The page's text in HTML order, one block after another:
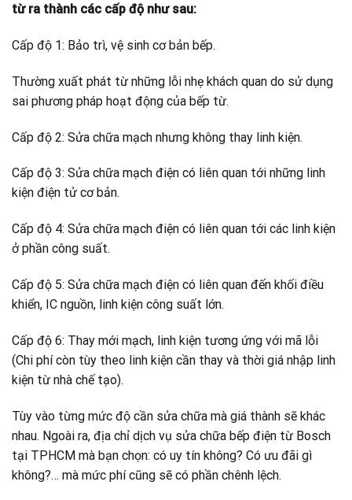
từ ra thành các cấp độ như sau:
Cấp độ 1: Bảo trì, vệ sinh cơ bản bếp.
Thường xuất phát từ những lỗi nhẹ khách quan do sử dụng
sai phương pháp hoạt động của bếp từ.
Cấp độ 2: Sửa chữa mạch nhưng không thay linh kiện.
Cấp độ 3: Sửa chữa mạch điện có liên quan tới những linh
kiện điện tử cơ bản.
Cấp độ 4: Sửa chữa mạch điện có liên quan tới các linh kiện
ở phần công suất.
Cấp độ 5: Sửa chữa mạch điện có liên quan đến khối điều
khiển, IC nguồn, linh kiện công suất lớn.
Cấp độ 6: Thay mới mạch, linh kiện tương ứng với mã lỗi
(Chi phí còn tùy theo linh kiện cần thay và thời giá nhập linh
kiện từ nhà chế tạo).
Tùy vào từng mức độ cần sửa chữa mà giá thành sẽ khác
nhau. Ngoài ra, địa chỉ dịch vụ sửa chữa bếp điện từ Bosch
tại TPHCM mà bạn chọn: có uy tín không? Có ưu đãi gì
không?… mà mức phí cũng sẽ có phần chênh lệch.